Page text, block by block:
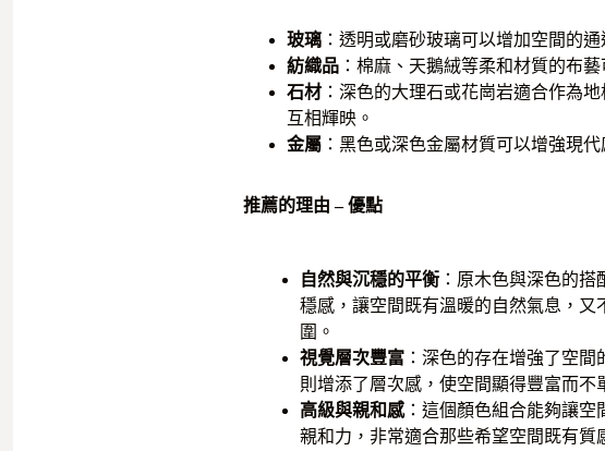
玻璃 ：透明或磨砂玻璃可以增加空間的
紡織品 ：棉麻、天鵝絨等柔和材質的布
石材 ：深色的大理石或花崗岩適合作為
互相輝映。
金屬 ：黑色或深色金屬材質可以增強現
推薦的理由 – 優點
自然與沉穩的平衡 ：原木色與深色的
穩感，讓空間既有溫暖的自然氣息，又
圍。
視覺層次豐富 ：深色的存在增強了空
則增添了層次感，使空間顯得豐富而不
高級與親和感：這個顏色組合能夠讓空
親和力，非常適合那些希望空間既有質